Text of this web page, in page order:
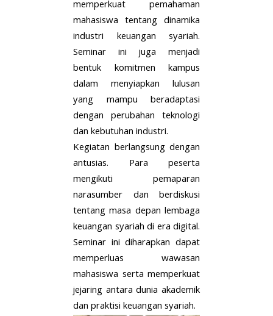
memperkuat pemahaman
mahasiswa tentang dinamika
industri keuangan syariah.
Seminar ini juga menjadi
bentuk komitmen kampus
dalam menyiapkan lulusan
yang mampu beradaptasi
dengan perubahan teknologi
dan kebutuhan industri.
Kegiatan berlangsung dengan
antusias. Para peserta
mengikuti pemaparan
narasumber dan berdiskusi
tentang masa depan lembaga
keuangan syariah di era digital.
Seminar ini diharapkan dapat
memperluas wawasan
mahasiswa serta memperkuat
jejaring antara dunia akademik
dan praktisi keuangan syariah.